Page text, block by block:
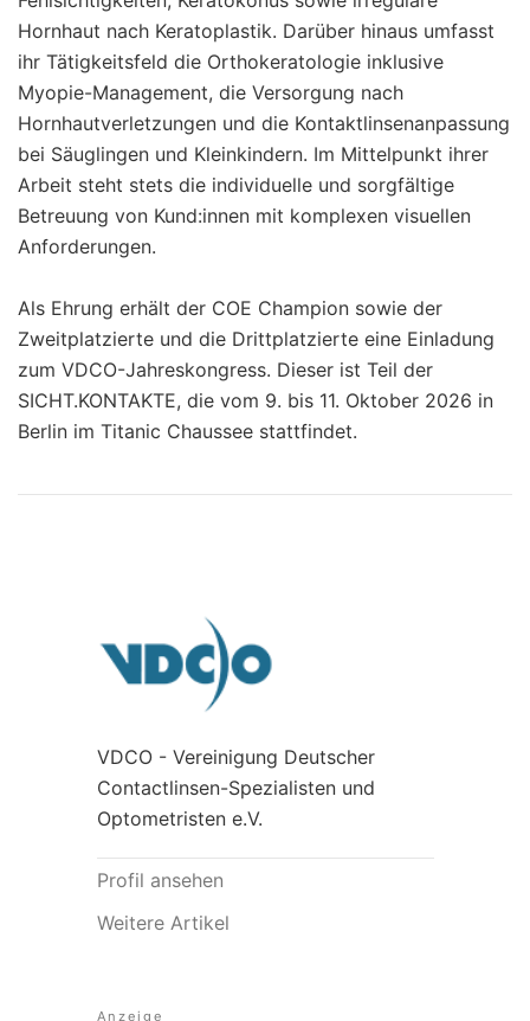
Hornhaut nach Keratoplastik. Darüber hinaus umfasst
ihr Tätigkeitsfeld die Orthokeratologie inklusive
Myopie-Management, die Versorgung nach
Hornhautverletzungen und die Kontaktlinsenanpassung
bei Säuglingen und Kleinkindern. Im Mittelpunkt ihrer
Arbeit steht stets die individuelle und sorgfältige
Betreuung von Kund:innen mit komplexen visuellen
Anforderungen.
Als Ehrung erhält der COE Champion sowie der
Zweitplatzierte und die Drittplatzierte eine Einladung
zum VDCO-Jahreskongress. Dieser ist Teil der
SICHT.KONTAKTE, die vom 9. bis 11. Oktober 2026 in
Berlin im Titanic Chaussee stattfindet.
VDCO - Vereinigung Deutscher
Contactlinsen-Spezialisten und
Optometristen e.V.
Profil ansehen
Weitere Artikel